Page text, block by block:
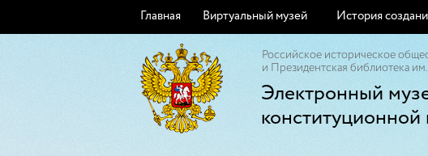
Главная Виртуальный музей История
Российское историческое
и Президентская библиотека
Электронный
конституционной